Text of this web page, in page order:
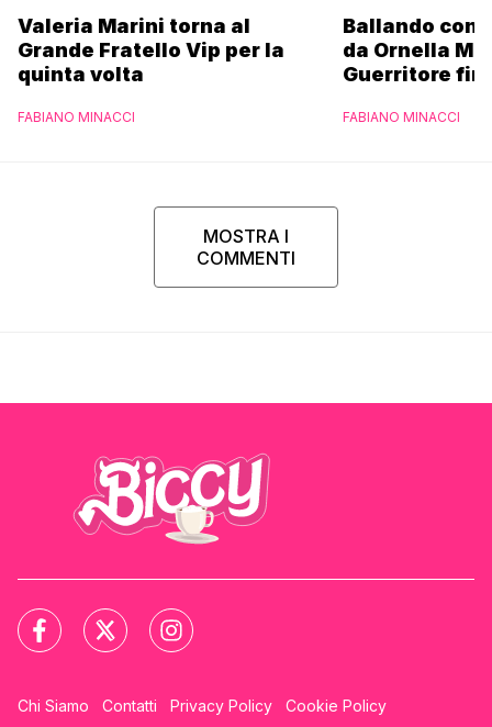
Valeria Marini torna al
Grande Fratello Vip per la
quinta volta
FABIANO MINACCI
Ballando con
da Ornella
Guerritore
l’esclusiva di
FABIANO MINACCI
MOSTRA I
COMMENTI
Chi Siamo Contatti Privacy Policy
Cookie Policy